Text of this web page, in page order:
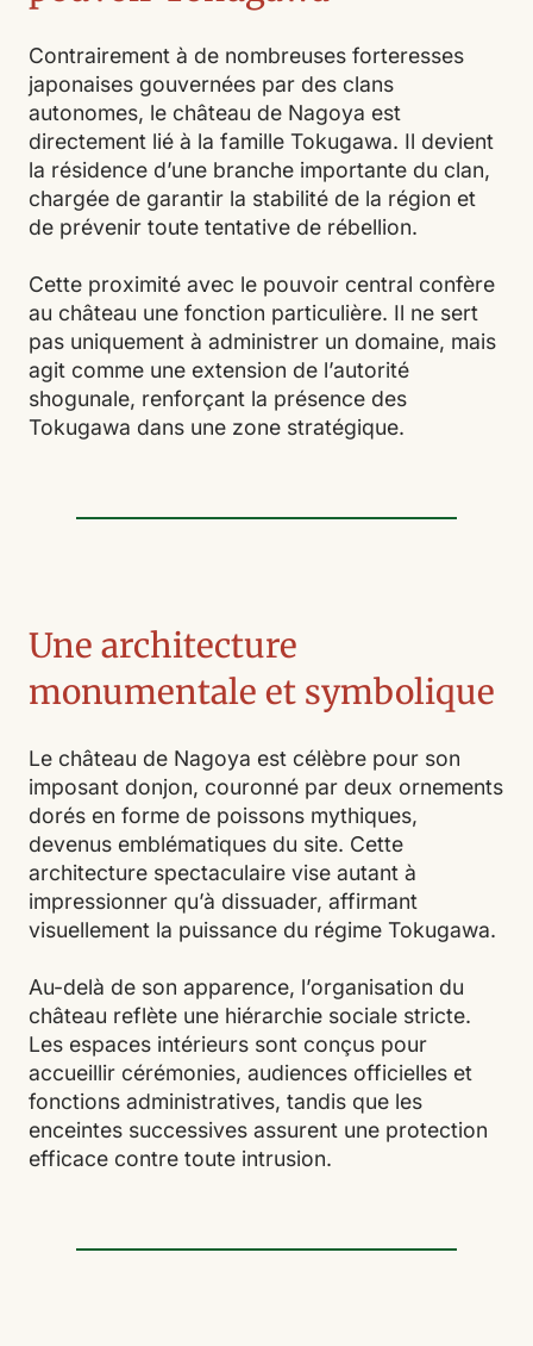
Contrairement à de nombreuses forteresses
japonaises gouvernées par des clans
autonomes, le château de Nagoya est
directement lié à la famille Tokugawa. Il devient
la résidence d’une branche importante du clan,
chargée de garantir la stabilité de la région et
de prévenir toute tentative de rébellion.
Cette proximité avec le pouvoir central confère
au château une fonction particulière. Il ne sert
pas uniquement à administrer un domaine, mais
agit comme une extension de l’autorité
shogunale, renforçant la présence des
Tokugawa dans une zone stratégique.
Une architecture
monumentale et symbolique
Le château de Nagoya est célèbre pour son
imposant donjon, couronné par deux ornements
dorés en forme de poissons mythiques,
devenus emblématiques du site. Cette
architecture spectaculaire vise autant à
impressionner qu’à dissuader, affirmant
visuellement la puissance du régime Tokugawa.
Au-delà de son apparence, l’organisation du
château reflète une hiérarchie sociale stricte.
Les espaces intérieurs sont conçus pour
accueillir cérémonies, audiences officielles et
fonctions administratives, tandis que les
enceintes successives assurent une protection
efficace contre toute intrusion.